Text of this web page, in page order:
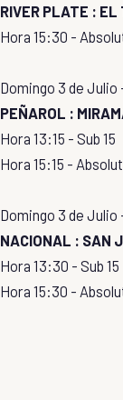
RIVER PLATE : EL
Hora 15:30 -
Domingo 3 de Julio
PEÑAROL :
Hora 13:15 - Sub 15
Hora 15:15 -
Domingo 3 de
NACIONAL : SAN
Hora 13:30 - Sub 15
Hora 15:30 -